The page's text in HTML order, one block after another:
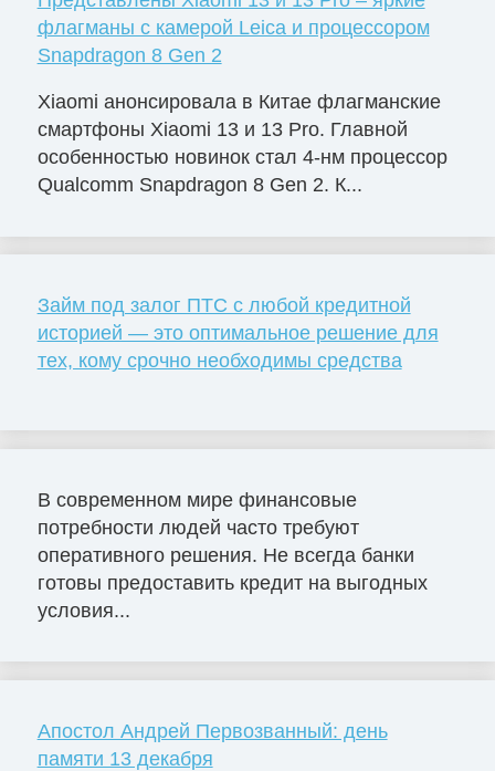
флагманы с камерой Leica и процессором
Snapdragon 8 Gen 2
Xiaomi анонсировала в Китае флагманские
смартфоны Xiaomi 13 и 13 Pro. Главной
особенностью новинок стал 4-нм процессор
Qualcomm Snapdragon 8 Gen 2. К...
Займ под залог ПТС с любой кредитной
историей — это оптимальное решение для
тех, кому срочно необходимы средства
В современном мире финансовые
потребности людей часто требуют
оперативного решения. Не всегда банки
готовы предоставить кредит на выгодных
условия...
Апостол Андрей Первозванный: день
памяти 13 декабря